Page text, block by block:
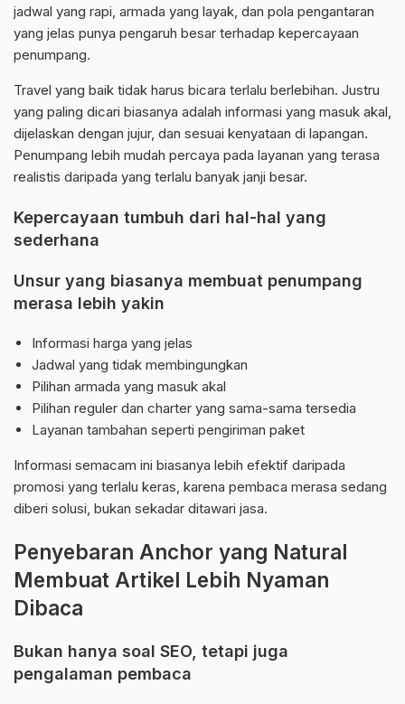
jadwal yang rapi, armada yang layak, dan pola pengantaran
yang jelas punya pengaruh besar terhadap kepercayaan
penumpang.
Travel yang baik tidak harus bicara terlalu berlebihan. Justru
yang paling dicari biasanya adalah informasi yang masuk akal,
dijelaskan dengan jujur, dan sesuai kenyataan di lapangan.
Penumpang lebih mudah percaya pada layanan yang terasa
realistis daripada yang terlalu banyak janji besar.
Kepercayaan tumbuh dari hal-hal yang
sederhana
Unsur yang biasanya membuat penumpang
merasa lebih yakin
Informasi harga yang jelas
Jadwal yang tidak membingungkan
Pilihan armada yang masuk akal
Pilihan reguler dan charter yang sama-sama tersedia
Layanan tambahan seperti pengiriman paket
Informasi semacam ini biasanya lebih efektif daripada
promosi yang terlalu keras, karena pembaca merasa sedang
diberi solusi, bukan sekadar ditawari jasa.
Penyebaran Anchor yang Natural
Membuat Artikel Lebih Nyaman
Dibaca
Bukan hanya soal SEO, tetapi juga
pengalaman pembaca